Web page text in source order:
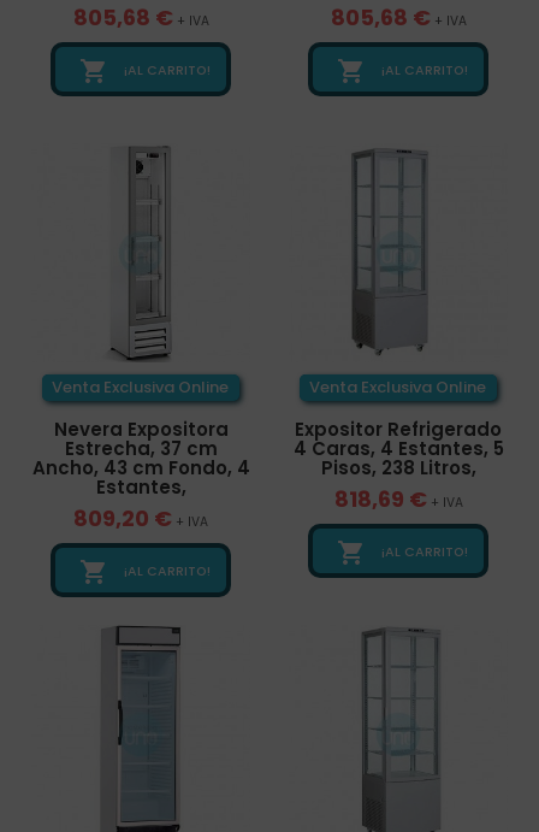
805,68 € + IVA
 ¡AL CARRITO!
805,68 € + IVA
 ¡AL CARRITO!
Venta Exclusiva Online
Nevera Expositora
Estrecha, 37 cm
Ancho, 43 cm Fondo, 4
Estantes,
809,20 € + IVA
 ¡AL CARRITO!
Venta Exclusiva Online
Expositor Refrigerado
4 Caras, 4 Estantes, 5
Pisos, 238 Litros,
818,69 € + IVA
 ¡AL CARRITO!